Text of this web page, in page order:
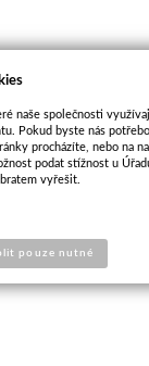
naše společnosti
Pokud byste nás
procházíte, nebo na
podat stížnost u
vyřešit.
pouze nutné